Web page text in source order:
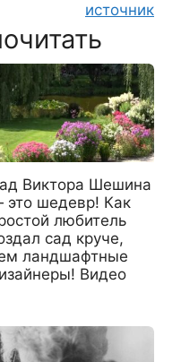
источник
Виктора Шешина
шедевр! Как
любитель
сад круче,
ландшафтные
Видео